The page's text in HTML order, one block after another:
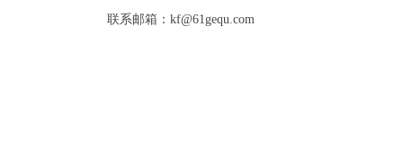
联系邮箱：kf@61gequ.com